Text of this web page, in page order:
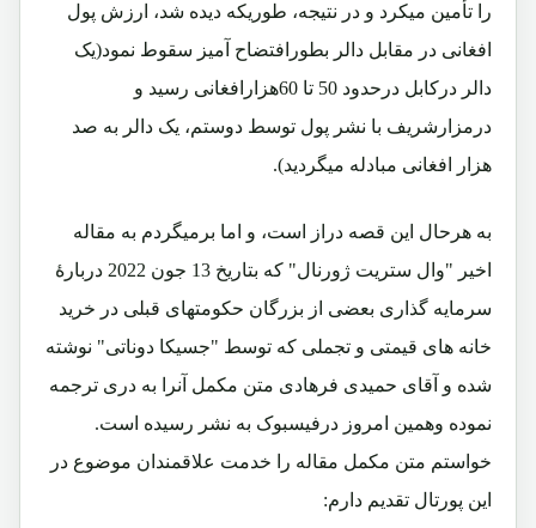
را تأمین میکرد و در نتیجه، طوریکه دیده شد، ارزش پول
افغانی در مقابل دالر بطورافتضاح آمیز سقوط نمود(یک
دالر درکابل درحدود 50 تا 60هزارافغانی رسید و
درمزارشریف با نشر پول توسط دوستم، یک دالر به صد
هزار افغانی مبادله میگردید).
به هرحال این قصه دراز است، و اما برمیگردم به مقاله
اخیر "وال ستریت ژورنال" که بتاریخ 13 جون 2022 دربارۀ
سرمایه گذاری بعضی از بزرگان حکومتهای قبلی در خرید
خانه های قیمتی و تجملی که توسط "جسیکا دوناتی" نوشته
شده و آقای حمیدی فرهادی متن مکمل آنرا به دری ترجمه
نموده وهمین امروز درفیسبوک به نشر رسیده است.
خواستم متن مکمل مقاله را خدمت علاقمندان موضوع در
این پورتال تقدیم دارم: